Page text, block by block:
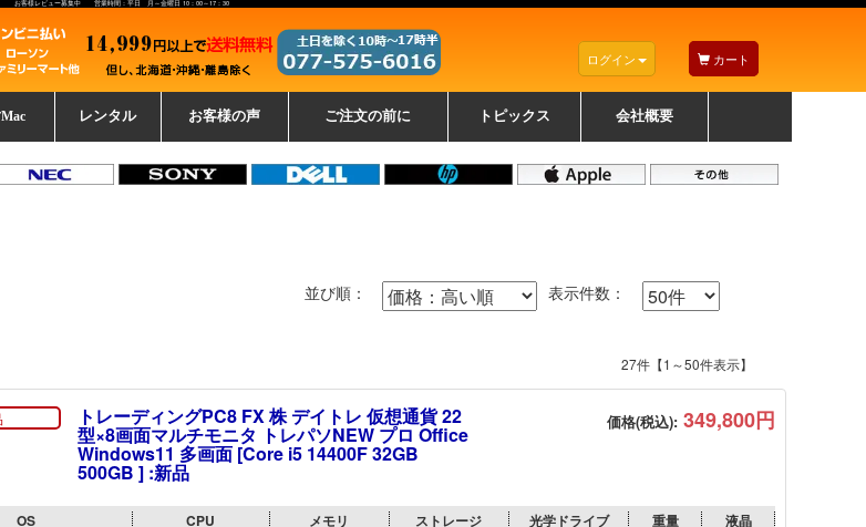
お客様レビュー募集中 営業時間：平日 月～金曜日 10：00～17：30
ログイン カート
レンタル お客様の声 ご注文の前に トピックス 会社概要
並び順： 表示件数：
27件【1～50件表示】
トレーディングPC8 FX 株 デイトレ 仮想通貨 22
型×8画面マルチモニタ トレパソNEW プロ Office
Windows11 多画面 [Core i5 14400F 32GB
500GB ] :新品
価格(税込): 349,800円
OS
CPU
メモリ
ストレージ
光学ドライブ
重量
液晶